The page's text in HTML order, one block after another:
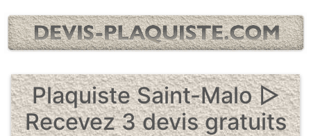
Aller
au
Plaquiste Saint-Malo ▷
Recevez 3 devis gratuits